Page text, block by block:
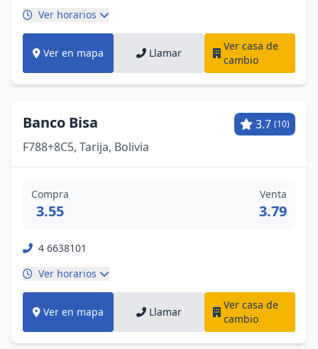
Ver horarios
Ver en mapa Llamar
Ver casa de
cambio
Banco Bisa 3.7 (10)
F788+8C5, Tarija, Bolivia
Compra
3.55
Venta
3.79
4 6638101
Ver horarios
Ver en mapa Llamar
Ver casa de
cambio